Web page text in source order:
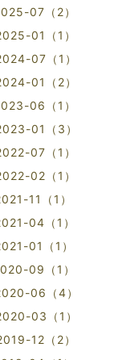
07（2）
01（1）
07（1）
01（2）
06（1）
01（3）
07（1）
02（1）
11（1）
04（1）
01（1）
09（1）
06（4）
03（1）
12（2）